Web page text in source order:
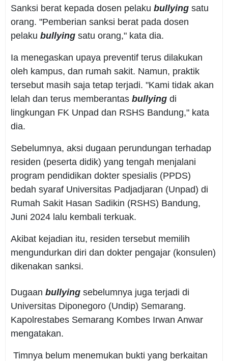
Sanksi berat kepada dosen pelaku bullying satu
orang. "Pemberian sanksi berat pada dosen
pelaku bullying satu orang," kata dia.
Ia menegaskan upaya preventif terus dilakukan
oleh kampus, dan rumah sakit. Namun, praktik
tersebut masih saja tetap terjadi. "Kami tidak akan
lelah dan terus memberantas bullying di
lingkungan FK Unpad dan RSHS Bandung," kata
dia.
Sebelumnya, aksi dugaan perundungan terhadap
residen (peserta didik) yang tengah menjalani
program pendidikan dokter spesialis (PPDS)
bedah syaraf Universitas Padjadjaran (Unpad) di
Rumah Sakit Hasan Sadikin (RSHS) Bandung,
Juni 2024 lalu kembali terkuak.
Akibat kejadian itu, residen tersebut memilih
mengundurkan diri dan dokter pengajar (konsulen)
dikenakan sanksi.
Dugaan bullying sebelumnya juga terjadi di
Universitas Diponegoro (Undip) Semarang.
Kapolrestabes Semarang Kombes Irwan Anwar
mengatakan.
Timnya belum menemukan bukti yang berkaitan